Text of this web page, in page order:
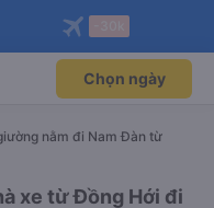
độc
Mở app
bay qua
Mở app
Chọn ngày
nằm đi Nam Đàn từ
xe từ Đồng Hới đi